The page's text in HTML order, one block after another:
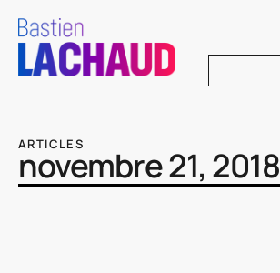
ARTICLES
novembre 21, 2018